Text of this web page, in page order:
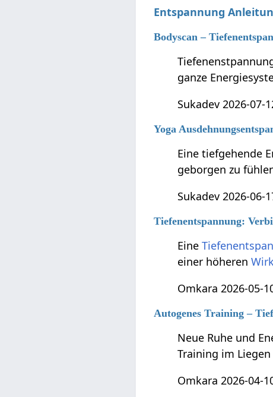
Entspannung
Bodyscan –
ganze
Sukadev 2026-07-
Yoga
Eine tiefgehende
geborgen zu
Sukadev 2026-06-
Tiefenentspannung:
Eine
einer höheren
Omkara 2026-05-
Autogenes Training –
Neue Ruhe und
Training im
Omkara 2026-04-